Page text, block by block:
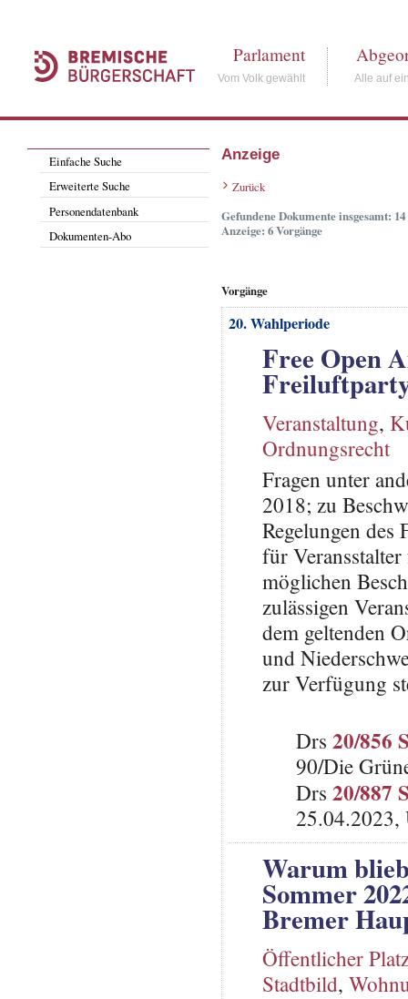
Parlament
Vom Volk gewählt Alle auf
Einfache Suche
Erweiterte Suche
Personendatenbank
Dokumenten-Abo
Anzeige
Zurück
Gefundene Dokumente insgesamt: 14
Anzeige: 6 Vorgänge
Vorgänge
20. Wahlperiode
Free Open
Veranstaltung,
Ordnungsrecht
Fragen unter
2018; zu
Regelungen
für
möglichen
zulässigen
dem geltenden
und
zur Verfügung
Drs 20/856
90/Die
Drs 20/887
25.04.2023,
Warum
Sommer
Bremer
Öffentlicher
Stadtbild,